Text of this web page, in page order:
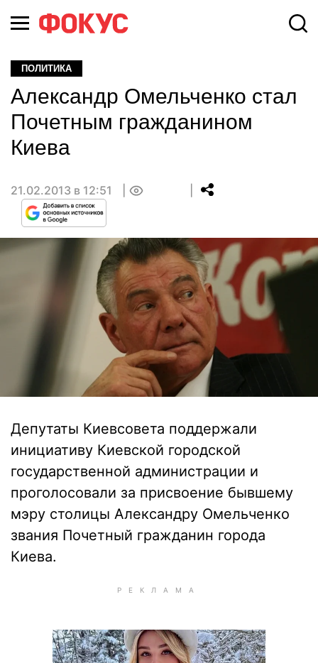
ПОЛИТИКА
Александр Омельченко стал
Почетным гражданином
Киева
21.02.2013 в 12:51
Депутаты Киевсовета поддержали
инициативу Киевской городской
государственной администрации и
проголосовали за присвоение бывшему
мэру столицы Александру Омельченко
звания Почетный гражданин города
Киева.